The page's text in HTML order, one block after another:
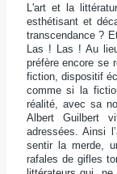
L'art et la
esthétisant et
transcendance ?
Las ! Las ! Au
préfère encore se
fiction, dispositif
comme si la
réalité, avec sa
Albert Guilbert
adressées. Ainsi
sentir la merde,
rafales de gifles